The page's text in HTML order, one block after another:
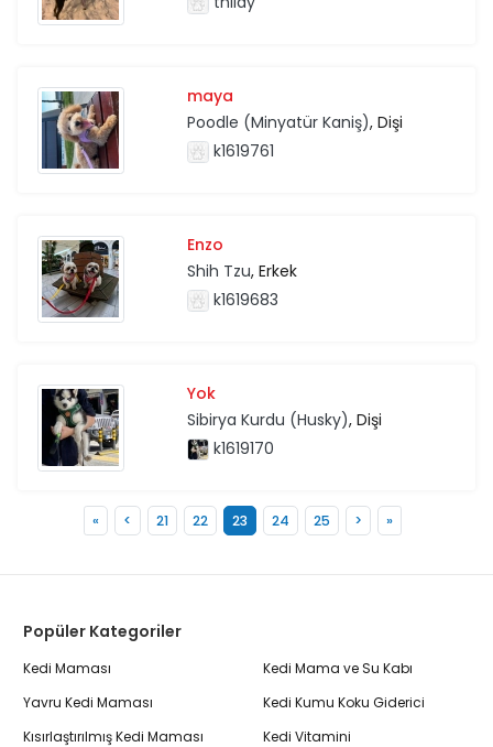
maya
Poodle (Minyatür Kaniş), Dişi
k1619761
Enzo
Shih Tzu, Erkek
k1619683
Yok
Sibirya Kurdu (Husky), Dişi
k1619170
« < 21 22 23 24 25 > »
Popüler Kategoriler
Kedi Maması
Yavru Kedi Maması
Kısırlaştırılmış Kedi Maması
Kedi Mama ve Su Kabı
Kedi Kumu Koku Giderici
Kedi Vitamini